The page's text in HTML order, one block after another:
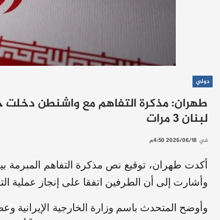
دولي
طهران: مذكرة التفاهم مع واشنطن دخلت
لبنان 3 مرات
في 2026/06/18 4:50م
أكدت طهران، توقيع نص مذكرة التفاهم المبرمة
وأشارت إلى أن الطرفين اتفقا على إنجاز عملية
وأوضح المتحدث باسم وزارة الخارجية الإيرانية